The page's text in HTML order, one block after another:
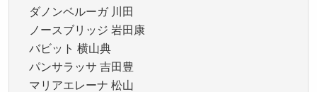
ダノンベルーガ 川田
ノースブリッジ 岩田康
バビット 横山典
パンサラッサ 吉田豊
マリアエレーナ 松山